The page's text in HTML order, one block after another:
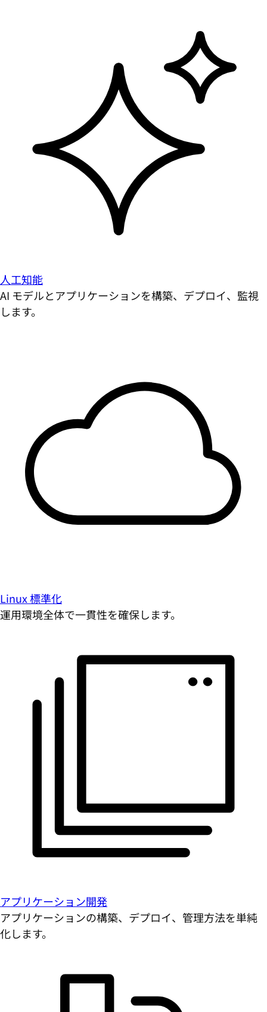
人工知能
AI モデルとアプリケーションを構築、デプロイ、監視
します。
Linux 標準化
運用環境全体で一貫性を確保します。
アプリケーション開発
アプリケーションの構築、デプロイ、管理方法を単純
化します。